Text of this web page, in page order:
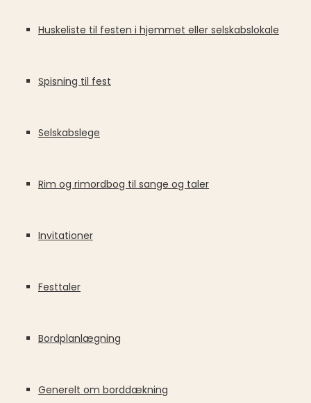
Huskeliste til festen i hjemmet eller selskabslokale
Spisning til fest
Selskabslege
Rim og rimordbog til sange og taler
Invitationer
Festtaler
Bordplanlægning
Generelt om borddækning